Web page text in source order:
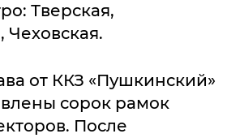
Тверская,
Чеховская.
от ККЗ «Пушкинский»
сорок рамок
После